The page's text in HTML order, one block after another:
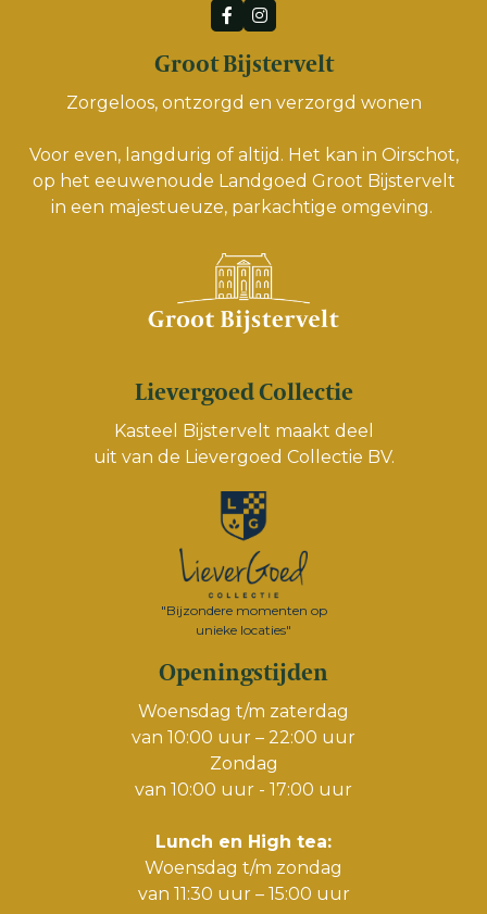
Groot Bijstervelt
Zorgeloos, ontzorgd en verzorgd wonen
Voor even, langdurig of altijd. Het kan in Oirschot,
op het eeuwenoude Landgoed Groot Bijstervelt
in een majestueuze, parkachtige omgeving.
Lievergoed Collectie
Kasteel Bijstervelt maakt deel
uit van de Lievergoed Collectie BV.
"Bijzondere momenten op
unieke locaties"
Openingstijden
Woensdag t/m zaterdag
van 10:00 uur – 22:00 uur
Zondag
van 10:00 uur - 17:00 uur
Lunch en High tea:
Woensdag t/m zondag
van 11:30 uur – 15:00 uur